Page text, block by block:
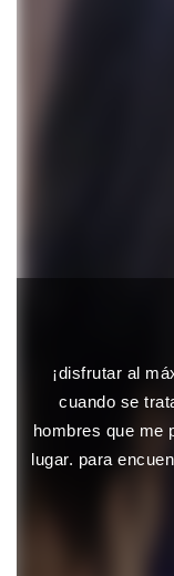
¡disfrutar al
cuando se
hombres que me
lugar. para